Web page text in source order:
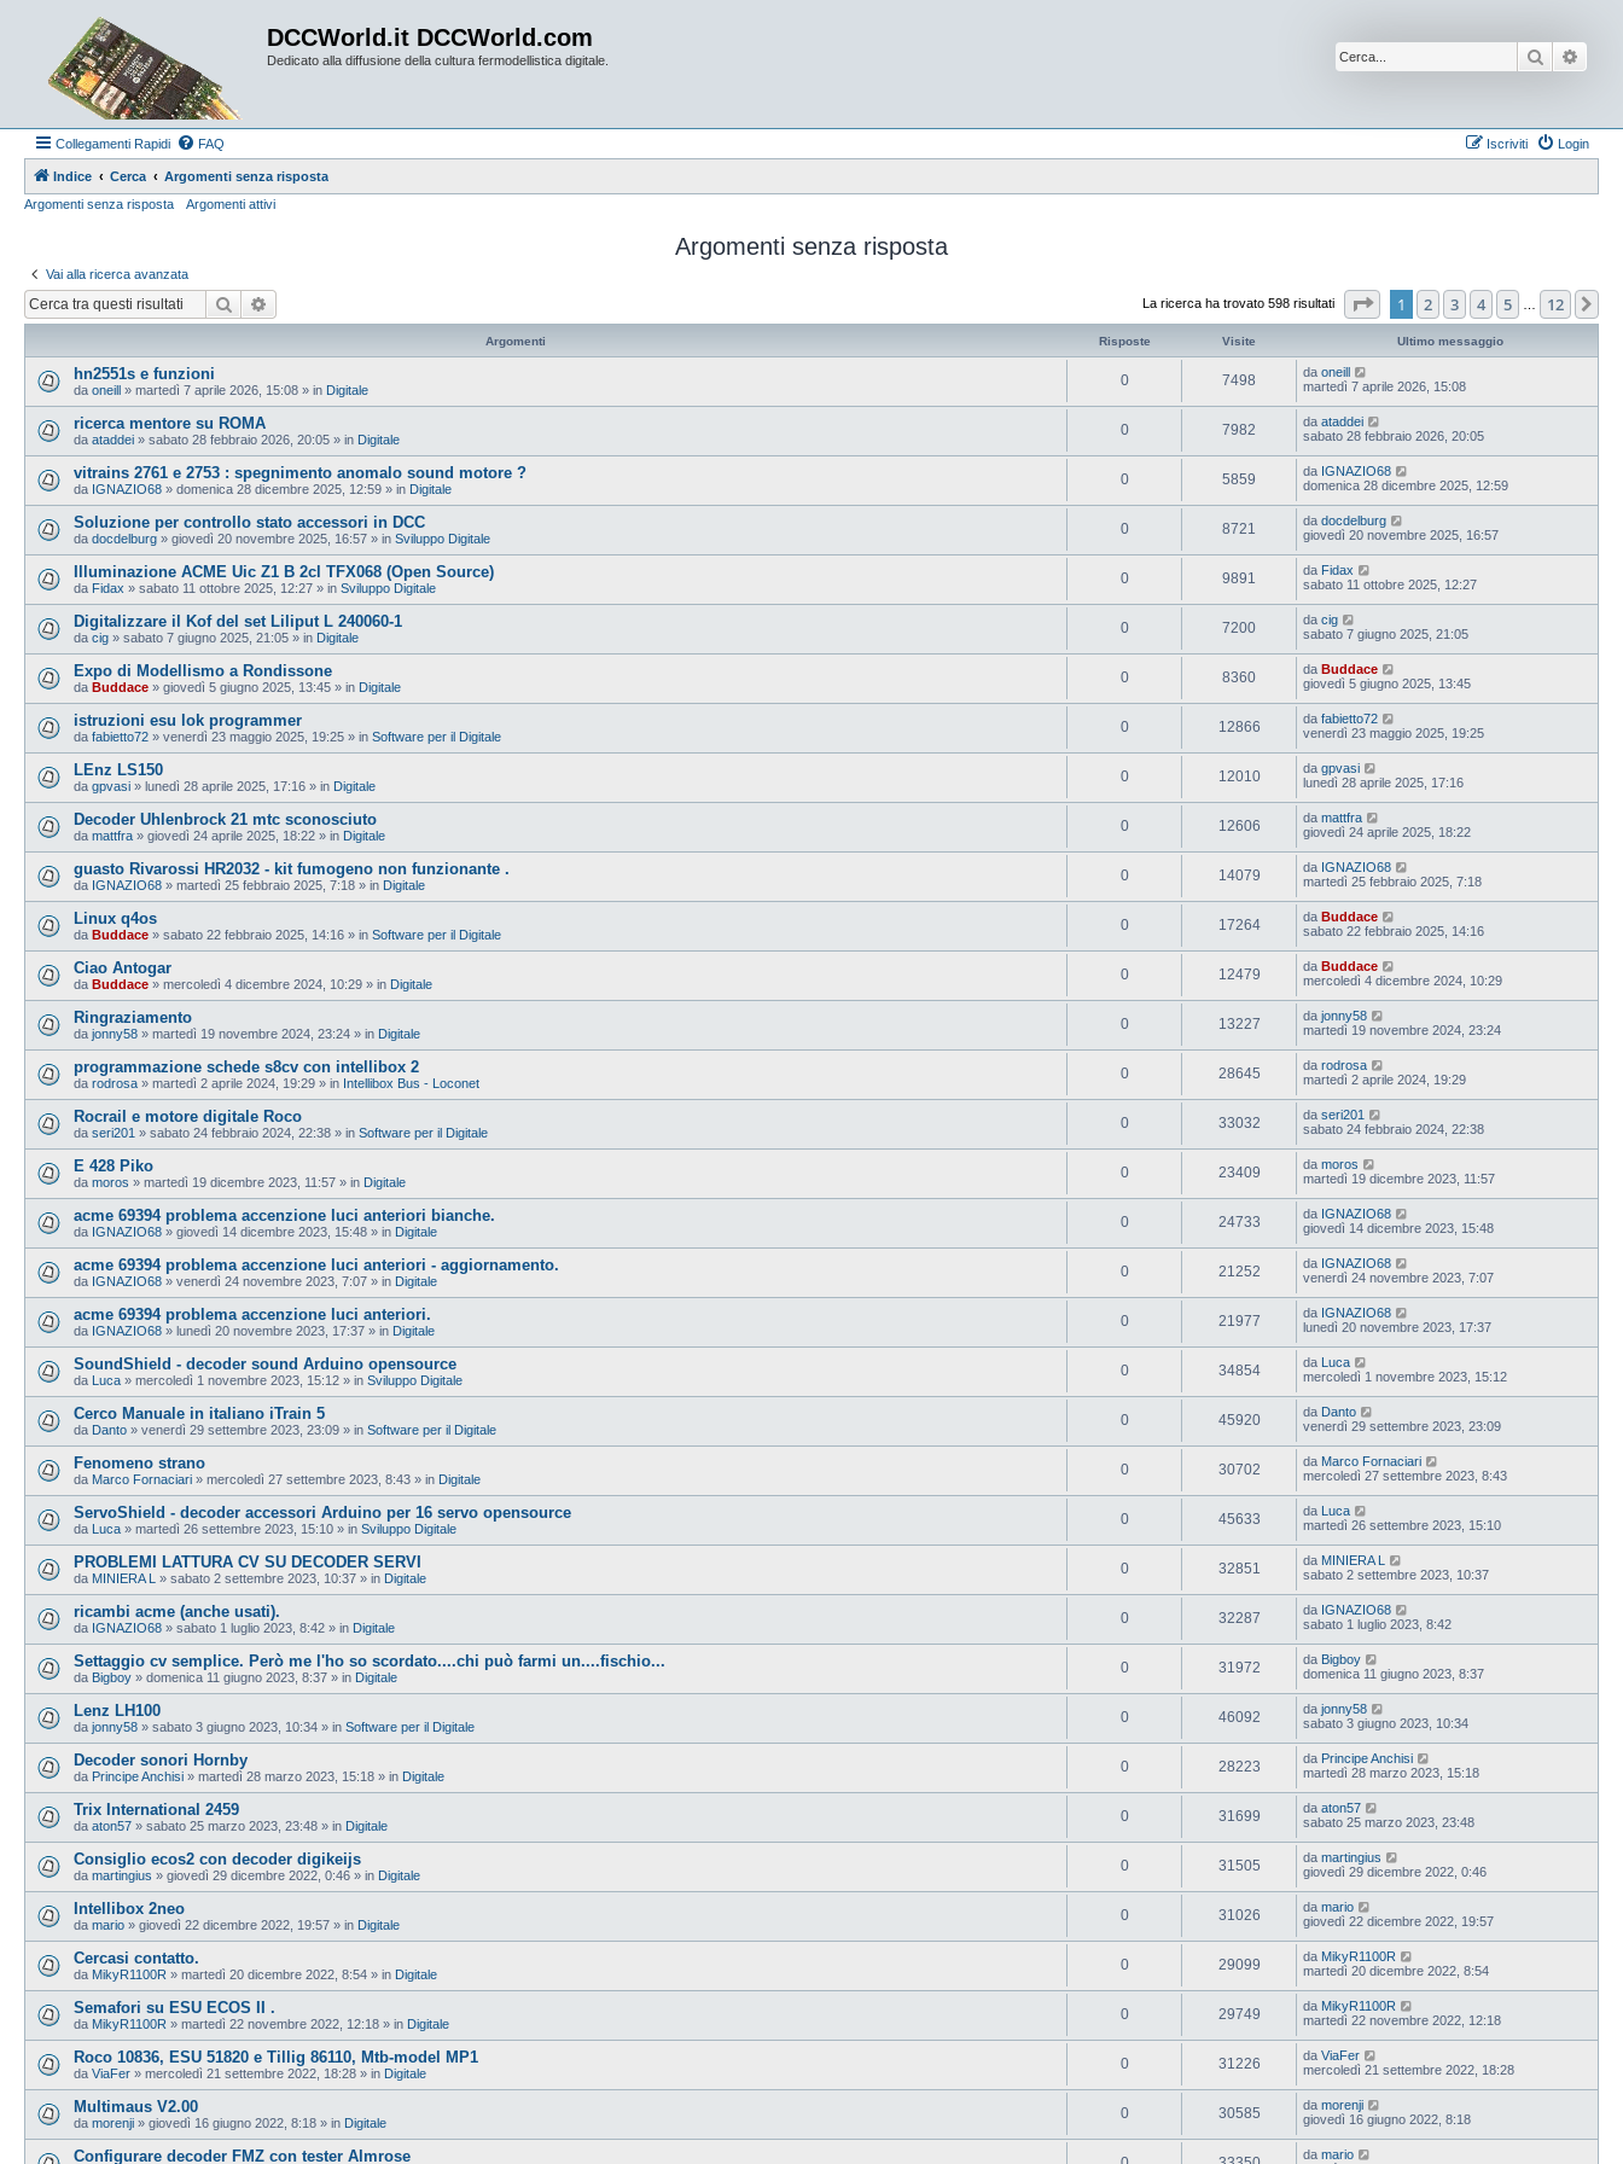
DCCWorld.it DCCWorld.com
Dedicato alla diffusione della cultura fermodellistica digitale. Cerca
Collegamenti Rapidi FAQ Login
Iscriviti
Indice Cerca
Argomenti senza risposta
Argomenti senza risposta
Argomenti attivi
Argomenti senza risposta
Vai alla ricerca avanzata
Cerca La ricerca ha trovato 598 risultati Pagina1 di
1 2 3 4 5 12
Argomenti Risposte Visite Ultimo messaggio
hn2551s e funzioni
da oneill » martedì 7 aprile 2026, 15:08 » in Digitale
0 7498 da oneill
martedì 7 aprile 2026, 15:08
ricerca mentore su ROMA
da ataddei » sabato 28 febbraio 2026, 20:05 » in Digitale
0 7982 da ataddei
sabato 28 febbraio 2026, 20:05
vitrains 2761 e 2753 : spegnimento anomalo sound motore ?
da IGNAZIO68 » domenica 28 dicembre 2025, 12:59 » in Digitale
0 5859 da IGNAZIO68
domenica 28 dicembre 2025, 12:59
Soluzione per controllo stato accessori in DCC
da docdelburg » giovedì 20 novembre 2025, 16:57 » in Sviluppo Digitale
0 8721 da docdelburg
giovedì 20 novembre 2025, 16:57
Illuminazione ACME Uic Z1 B 2cl TFX068 (Open Source)
da Fidax » sabato 11 ottobre 2025, 12:27 » in Sviluppo Digitale
0 9891 da Fidax
sabato 11 ottobre 2025, 12:27
Digitalizzare il Kof del set Liliput L 240060-1
da cig » sabato 7 giugno 2025, 21:05 » in Digitale
0 7200 da cig
sabato 7 giugno 2025, 21:05
Expo di Modellismo a Rondissone
da Buddace » giovedì 5 giugno 2025, 13:45 » in Digitale
0 8360 da Buddace
giovedì 5 giugno 2025, 13:45
istruzioni esu lok programmer
da fabietto72 » venerdì 23 maggio 2025, 19:25 » in Software per il Digitale
0 12866 da fabietto72
venerdì 23 maggio 2025, 19:25
LEnz LS150
da gpvasi » lunedì 28 aprile 2025, 17:16 » in Digitale
0 12010 da gpvasi
lunedì 28 aprile 2025, 17:16
Decoder Uhlenbrock 21 mtc sconosciuto
da mattfra » giovedì 24 aprile 2025, 18:22 » in Digitale
0 12606 da mattfra
giovedì 24 aprile 2025, 18:22
guasto Rivarossi HR2032 - kit fumogeno non funzionante .
da IGNAZIO68 » martedì 25 febbraio 2025, 7:18 » in Digitale
0 14079 da IGNAZIO68
martedì 25 febbraio 2025, 7:18
Linux q4os
da Buddace » sabato 22 febbraio 2025, 14:16 » in Software per il Digitale
0 17264 da Buddace
sabato 22 febbraio 2025, 14:16
Ciao Antogar
da Buddace » mercoledì 4 dicembre 2024, 10:29 » in Digitale
0 12479 da Buddace
mercoledì 4 dicembre 2024, 10:29
Ringraziamento
da jonny58 » martedì 19 novembre 2024, 23:24 » in Digitale
0 13227 da jonny58
martedì 19 novembre 2024, 23:24
programmazione schede s8cv con intellibox 2
da rodrosa » martedì 2 aprile 2024, 19:29 » in Intellibox Bus - Loconet
0 28645 da rodrosa
martedì 2 aprile 2024, 19:29
Rocrail e motore digitale Roco
da seri201 » sabato 24 febbraio 2024, 22:38 » in Software per il Digitale
0 33032 da seri201
sabato 24 febbraio 2024, 22:38
E 428 Piko
da moros » martedì 19 dicembre 2023, 11:57 » in Digitale
0 23409 da moros
martedì 19 dicembre 2023, 11:57
acme 69394 problema accenzione luci anteriori bianche.
da IGNAZIO68 » giovedì 14 dicembre 2023, 15:48 » in Digitale
0 24733 da IGNAZIO68
giovedì 14 dicembre 2023, 15:48
acme 69394 problema accenzione luci anteriori - aggiornamento.
da IGNAZIO68 » venerdì 24 novembre 2023, 7:07 » in Digitale
0 21252 da IGNAZIO68
venerdì 24 novembre 2023, 7:07
acme 69394 problema accenzione luci anteriori.
da IGNAZIO68 » lunedì 20 novembre 2023, 17:37 » in Digitale
0 21977 da IGNAZIO68
lunedì 20 novembre 2023, 17:37
SoundShield - decoder sound Arduino opensource
da Luca » mercoledì 1 novembre 2023, 15:12 » in Sviluppo Digitale
0 34854 da Luca
mercoledì 1 novembre 2023, 15:12
Cerco Manuale in italiano iTrain 5
da Danto » venerdì 29 settembre 2023, 23:09 » in Software per il Digitale
0 45920 da Danto
venerdì 29 settembre 2023, 23:09
Fenomeno strano
da Marco Fornaciari » mercoledì 27 settembre 2023, 8:43 » in Digitale
0 30702 da Marco Fornaciari
mercoledì 27 settembre 2023, 8:43
ServoShield - decoder accessori Arduino per 16 servo opensource
da Luca » martedì 26 settembre 2023, 15:10 » in Sviluppo Digitale
0 45633 da Luca
martedì 26 settembre 2023, 15:10
PROBLEMI LATTURA CV SU DECODER SERVI
da MINIERA L » sabato 2 settembre 2023, 10:37 » in Digitale
0 32851 da MINIERA L
sabato 2 settembre 2023, 10:37
ricambi acme (anche usati).
da IGNAZIO68 » sabato 1 luglio 2023, 8:42 » in Digitale
0 32287 da IGNAZIO68
sabato 1 luglio 2023, 8:42
Settaggio cv semplice. Però me l'ho so scordato....chi può farmi un....fischio...
da Bigboy » domenica 11 giugno 2023, 8:37 » in Digitale
0 31972 da Bigboy
domenica 11 giugno 2023, 8:37
Lenz LH100
da jonny58 » sabato 3 giugno 2023, 10:34 » in Software per il Digitale
0 46092 da jonny58
sabato 3 giugno 2023, 10:34
Decoder sonori Hornby
da Principe Anchisi » martedì 28 marzo 2023, 15:18 » in Digitale
0 28223 da Principe Anchisi
martedì 28 marzo 2023, 15:18
Trix International 2459
da aton57 » sabato 25 marzo 2023, 23:48 » in Digitale
0 31699 da aton57
sabato 25 marzo 2023, 23:48
Consiglio ecos2 con decoder digikeijs
da martingius » giovedì 29 dicembre 2022, 0:46 » in Digitale
0 31505 da martingius
giovedì 29 dicembre 2022, 0:46
Intellibox 2neo
da mario » giovedì 22 dicembre 2022, 19:57 » in Digitale
0 31026 da mario
giovedì 22 dicembre 2022, 19:57
Cercasi contatto.
da MikyR1100R » martedì 20 dicembre 2022, 8:54 » in Digitale
0 29099 da MikyR1100R
martedì 20 dicembre 2022, 8:54
Semafori su ESU ECOS II .
da MikyR1100R » martedì 22 novembre 2022, 12:18 » in Digitale
0 29749 da MikyR1100R
martedì 22 novembre 2022, 12:18
Roco 10836, ESU 51820 e Tillig 86110, Mtb-model MP1
da ViaFer » mercoledì 21 settembre 2022, 18:28 » in Digitale
0 31226 da ViaFer
mercoledì 21 settembre 2022, 18:28
Multimaus V2.00
da morenji » giovedì 16 giugno 2022, 8:18 » in Digitale
0 30585 da morenji
giovedì 16 giugno 2022, 8:18
Configurare decoder FMZ con tester Almrose da mario